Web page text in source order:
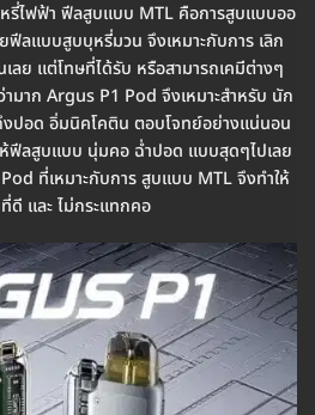
รี่ไฟฟ้า ฟีลสูบแบบ MTL คือการสูบแบบออ
ฟีลแบบสูบบุหรี่มวน จึงเหมาะกับการ เลิก
ลย แต่โทษที่ได้รับ หรือสามารถเคมีต่างๆ
มาก Argus P1 Pod จึงเหมาะสำหรับ นัก
ปอด อิ่มนิคโคติน ตอบโจทย์อย่างแน่นอน
ฟีลสูบแบบ นุ่มคอ ฉ่ำปอด แบบสุดๆไปเลย
ที่เหมาะกับการ สูบแบบ MTL จึงทำให้
ดี และ ไม่กระแทกคอ